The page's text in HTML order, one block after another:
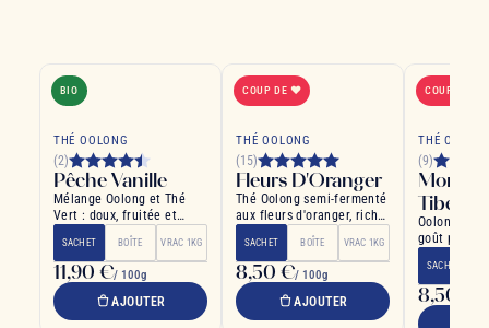
BIO
THÉ OOLONG
(2)
Pêche Vanille
Mélange Oolong et Thé
Vert : doux, fruitée et
SACHET BOÎTE VRAC 1KG
11,90 €/ 100g
AJOUTER
COUP DE ❤
THÉ OOLONG
(15)
Fleurs D'Oranger
Thé Oolong semi-fermenté
aux fleurs d'oranger, riche
SACHET BOÎTE VRAC 1KG
8,50 €/ 100g
AJOUTER
COUP DE ❤
THÉ
(9)
Tibet
Oolong
goût pêche
SACHET
8,50 €